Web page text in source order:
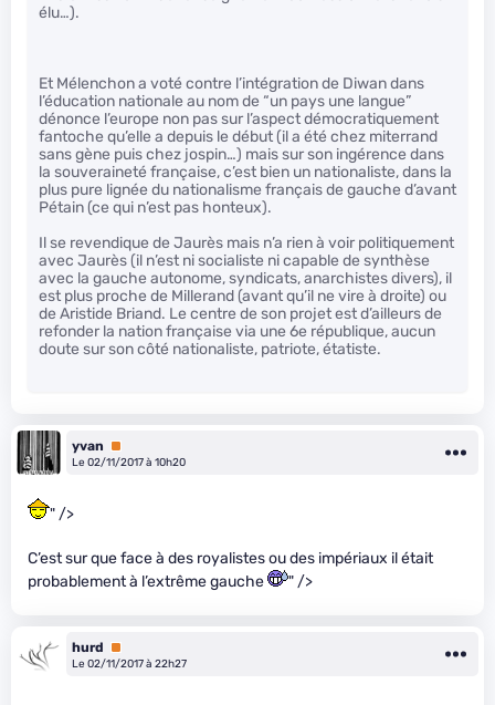
élu…).
Et Mélenchon a voté contre l’intégration de Diwan dans
l’éducation nationale au nom de “un pays une langue”
dénonce l’europe non pas sur l’aspect démocratiquement
fantoche qu’elle a depuis le début (il a été chez miterrand
sans gène puis chez jospin…) mais sur son ingérence dans
la souveraineté française, c’est bien un nationaliste, dans la
plus pure lignée du nationalisme français de gauche d’avant
Pétain (ce qui n’est pas honteux).
Il se revendique de Jaurès mais n’a rien à voir politiquement
avec Jaurès (il n’est ni socialiste ni capable de synthèse
avec la gauche autonome, syndicats, anarchistes divers), il
est plus proche de Millerand (avant qu’il ne vire à droite) ou
de Aristide Briand. Le centre de son projet est d’ailleurs de
refonder la nation française via une 6e république, aucun
doute sur son côté nationaliste, patriote, étatiste.
yvan
Premium
Le 02/11/2017 à 10h20
" />
C’est sur que face à des royalistes ou des impériaux il était
probablement à l’extrême gauche
" />
hurd
Premium
Le 02/11/2017 à 22h27